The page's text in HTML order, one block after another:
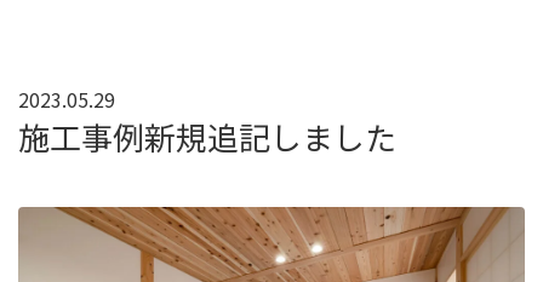
2023.05.29
施工事例新規追記しました